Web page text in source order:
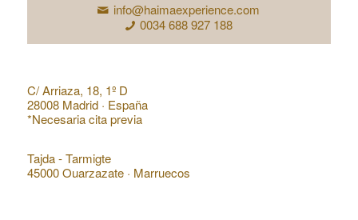
info@haimaexperience.com
0034 688 927 188
C/ Arriaza, 18, 1º D
28008 Madrid · España
*Necesaria cita previa
Tajda - Tarmigte
45000 Ouarzazate · Marruecos